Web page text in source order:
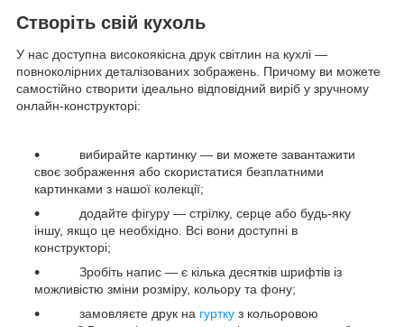
Створіть свій кухоль
У нас доступна високоякісна друк світлин на кухлі —
повноколірних деталізованих зображень. Причому ви можете
самостійно створити ідеально відповідний виріб у зручному
онлайн-конструкторі:
вибирайте картинку — ви можете завантажити
своє зображення або скористатися безплатними
картинками з нашої колекції;
додайте фігуру — стрілку, серце або будь-яку
іншу, якщо це необхідно. Всі вони доступні в
конструкторі;
Зробіть напис — є кілька десятків шрифтів із
можливістю зміни розміру, кольору та фону;
замовляєте друк на гуртку з кольоровою